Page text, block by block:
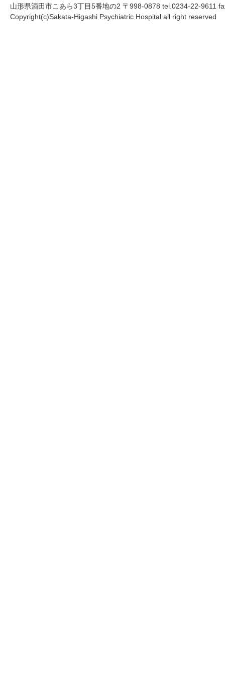
山形県酒田市こあら3丁目5番地の2 〒998-0878 tel.0234-22-9611
Copyright(c)Sakata-Higashi Psychiatric Hospital all right reserved